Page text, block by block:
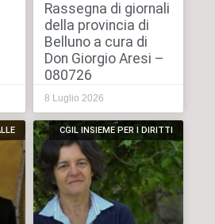
Rassegna di giornali
della provincia di
Belluno a cura di
Don Giorgio Aresi –
080726
8 Luglio 2026
CGIL INSIEME PER I DIRITTI